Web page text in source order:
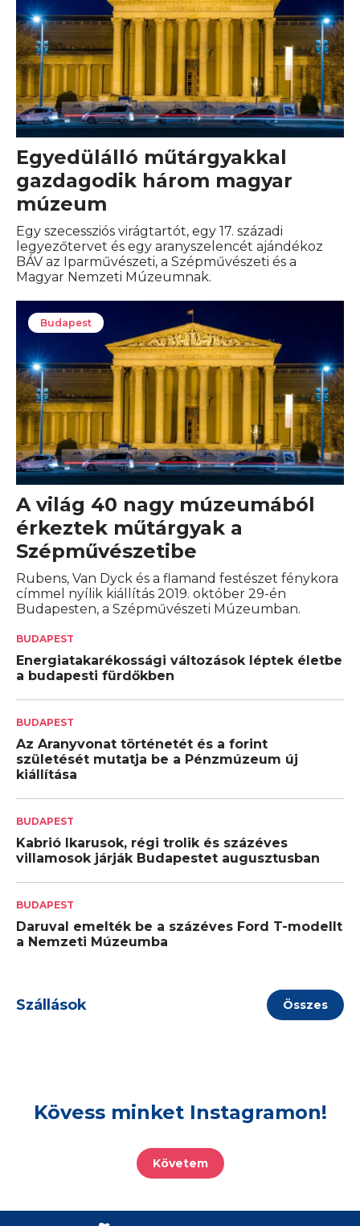
Egyedülálló műtárgyakkal
gazdagodik három magyar
múzeum
Egy szecessziós virágtartót, egy 17. századi
legyezőtervet és egy aranyszelencét ajándékoz
BÁV az Iparművészeti, a Szépművészeti és a
Magyar Nemzeti Múzeumnak.
Budapest
A világ 40 nagy múzeumából
érkeztek műtárgyak a
Szépművészetibe
Rubens, Van Dyck és a flamand festészet fénykora
címmel nyílik kiállítás 2019. október 29-én
Budapesten, a Szépművészeti Múzeumban.
BUDAPEST
Energiatakarékossági változások léptek életbe
a budapesti fürdőkben
BUDAPEST
Az Aranyvonat történetét és a forint
születését mutatja be a Pénzmúzeum új
kiállítása
BUDAPEST
Kabrió Ikarusok, régi trolik és százéves
villamosok járják Budapestet augusztusban
BUDAPEST
Daruval emelték be a százéves Ford T-modellt
a Nemzeti Múzeumba
Szállások Összes
Kövess minket Instagramon!
Követem